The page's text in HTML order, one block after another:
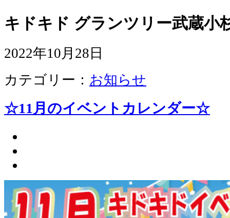
キドキド グランツリー武蔵小
2022年10月28日
カテゴリー： お知らせ
☆11月のイベントカレンダー☆